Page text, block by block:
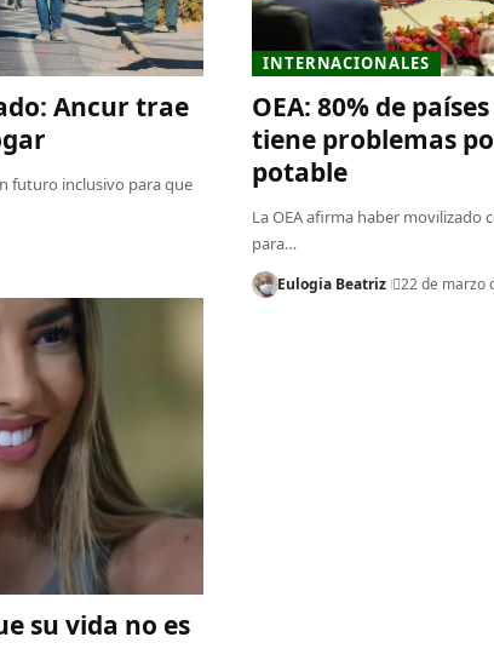
Ancur trae
futuro inclusivo para que
INTERNACIONALES
OEA: 80% de
tiene problemas
potable
La OEA afirma haber movilizado
para…
Eulogia Beatriz 22 de marzo
su vida no es